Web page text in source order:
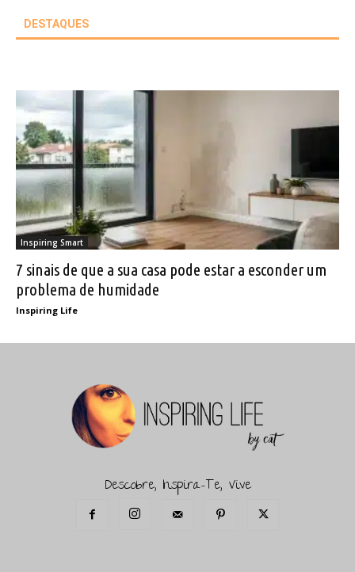
DESTAQUES
Inspiring Smart
7 sinais de que a sua casa pode estar a esconder um
problema de humidade
Inspiring Life
Descobre, Inspira-Te, Vive